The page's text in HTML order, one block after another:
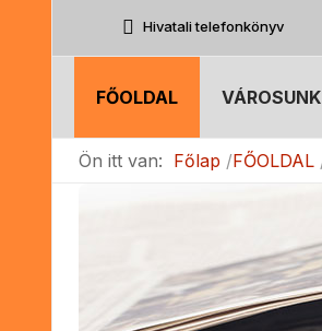
Hivatali telefonkönyv
FŐOLDAL VÁROSUNK
Ön itt van: Főlap FŐOLDAL